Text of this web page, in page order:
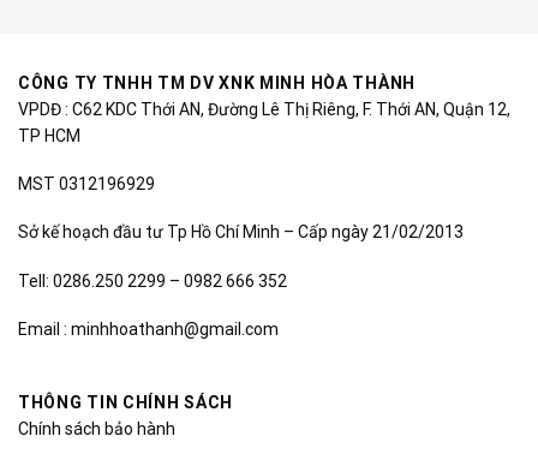
CÔNG TY TNHH TM DV XNK MINH HÒA THÀNH
VPDĐ : C62 KDC Thới AN, Đường Lê Thị Riêng, F. Thới AN, Quận 12,
TP HCM
MST 0312196929
Sở kế hoạch đầu tư Tp Hồ Chí Minh – Cấp ngày 21/02/2013
Tell: 0286.250 2299 – 0982 666 352
Email : minhhoathanh@gmail.com
THÔNG TIN CHÍNH SÁCH
Chính sách bảo hành